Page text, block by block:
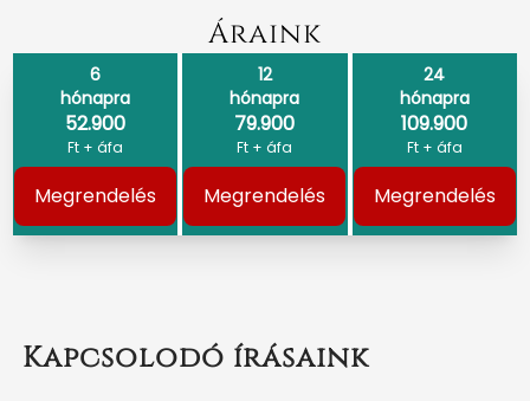
Áraink
6
hónapra
52.900
Ft + áfa
Megrendelés
12
hónapra
79.900
Ft + áfa
Megrendelés
24
hónapra
109.900
Ft + áfa
Megrendelés
Kapcsolodó írásaink